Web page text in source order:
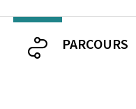
PARCOURS